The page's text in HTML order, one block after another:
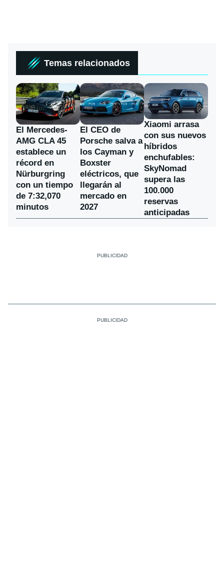
Temas relacionados
El Mercedes-
AMG CLA 45
establece un
récord en
Nürburgring
con un tiempo
de 7:32,070
minutos
El CEO de
Porsche salva a
los Cayman y
Boxster
eléctricos, que
llegarán al
mercado en
2027
Xiaomi arrasa
con sus nuevos
híbridos
enchufables:
SkyNomad
supera las
100.000
reservas
anticipadas